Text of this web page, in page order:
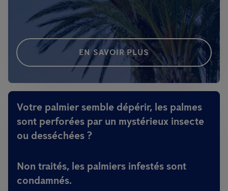
EN SAVOIR PLUS
Votre palmier semble dépérir, les palmes
sont perforées par un mystérieux insecte
ou desséchées ?
Non traités, les palmiers infestés sont
condamnés.